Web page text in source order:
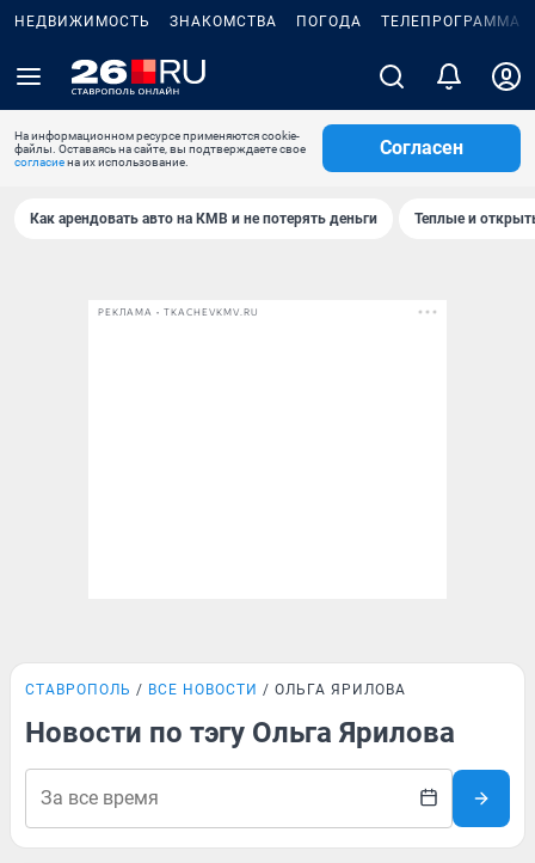
НЕДВИЖИМОСТЬ ЗНАКОМСТВА ПОГОДА ТЕЛЕПРОГРАММА
На информационном ресурсе применяются cookie-
файлы. Оставаясь на сайте, вы подтверждаете свое
согласиена их использование.
Согласен
Как арендовать авто на КМВ и не потерять деньги Теплые и
РЕКЛАМА • TKACHEVKMV.RU
СТАВРОПОЛЬ ВСЕ НОВОСТИ ОЛЬГА ЯРИЛОВА
Новости по тэгу Ольга Ярилова